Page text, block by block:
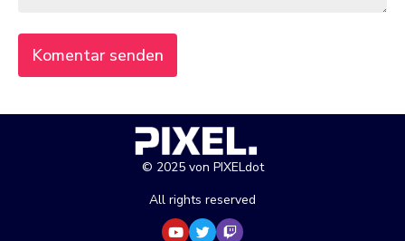
© 2025 von PIXELdot
All rights reserved